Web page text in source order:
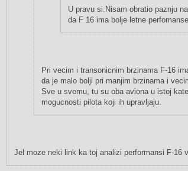
U pravu si.Nisam obratio paznju
da F 16 ima bolje letne
Pri vecim i transonicnim brzinama F-16
da je malo bolji pri manjim brzinama i
Sve u svemu, tu su oba aviona u istoj
mogucnosti pilota koji ih upravljaju.
Jel moze neki link ka toj analizi performansi F-16